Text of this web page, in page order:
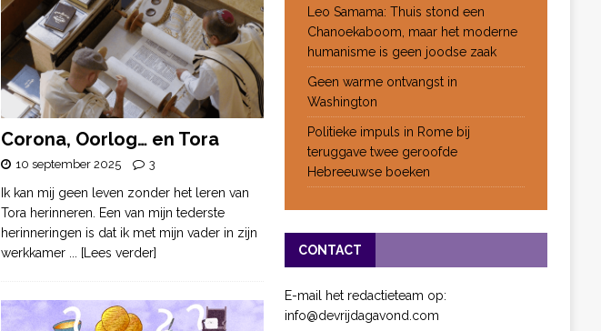
Corona, Oorlog… en Tora
10 september 2025 3
Ik kan mij geen leven zonder het leren van
Tora herinneren. Een van mijn tederste
herinneringen is dat ik met mijn vader in zijn
werkkamer ... [Lees verder]
Leo Samama: Thuis stond een
Chanoekaboom, maar het moderne
humanisme is geen joodse zaak
Geen warme ontvangst in
Washington
Politieke impuls in Rome bij
teruggave twee geroofde
Hebreeuwse boeken
CONTACT
E-mail het redactieteam op:
info@devrijdagavond.com